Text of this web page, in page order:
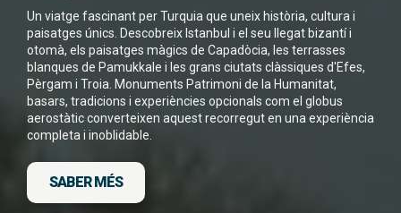
Un viatge fascinant per Turquia que uneix història, cultura i
paisatges únics. Descobreix Istanbul i el seu llegat bizantí i
otomà, els paisatges màgics de Capadòcia, les terrasses
blanques de Pamukkale i les grans ciutats clàssiques d'Efes,
Pèrgam i Troia. Monuments Patrimoni de la Humanitat,
basars, tradicions i experiències opcionals com el globus
aerostàtic converteixen aquest recorregut en una experiència
completa i inoblidable.
SABER MÉS
He llegit i accepto laPolítica de Privacitat*